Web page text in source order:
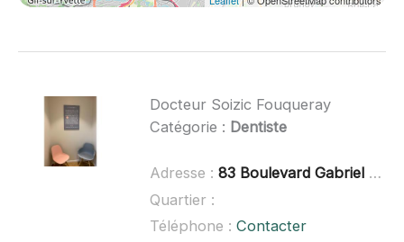
Docteur Soizic Fouqueray
Catégorie : Dentiste
Adresse : 83 Boulevard Gabriel Péri, 92240 Malakoff
Quartier :
Téléphone : Contacter